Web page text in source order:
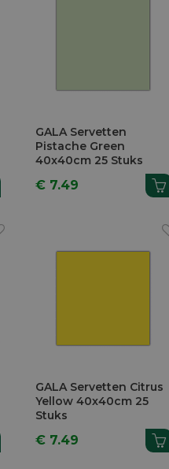
GALA Servetten
Pistache Green
40x40cm 25 Stuks
€ 7.49
GALA Servetten Citrus
Yellow 40x40cm 25
Stuks
€ 7.49